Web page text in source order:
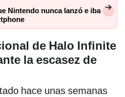
Nintendo nunca lanzó e iba
de Halo Infinite
la escasez de
hace unas semanas